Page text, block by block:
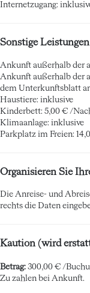
Internetzugang:
Sonstige Leistungen
Ankunft außerhalb der
Ankunft außerhalb der
dem Unterkunftsblatt
Haustiere: inklusive
Kinderbett: 5,00 € /
Klimaanlage: inklusive
Parkplatz im Freien:
Organisieren Sie
Die Anreise- und
rechts die Daten
Kaution (wird
Betrag: 300,00 € /
Zu zahlen bei Ankunft.